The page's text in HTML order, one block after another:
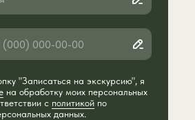
"Записаться на экскурсию", я
на обработку моих персональных
с политикой по
данных.